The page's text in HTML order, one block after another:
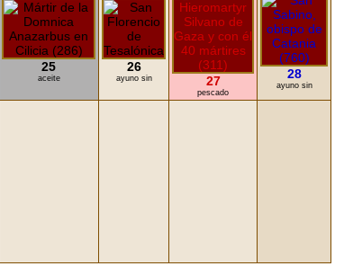
25
aceite
26
ayuno sin 27
pescado
28
ayuno sin